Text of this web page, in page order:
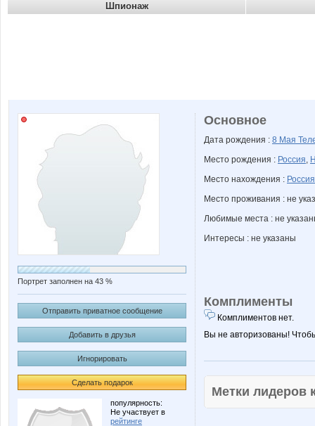
Шпионаж
Портрет заполнен на 43 %
Отправить приватное сообщение
Добавить в друзья
Игнорировать
Сделать подарок
популярность:
Не участвует в
рейтинге
Основное
Дата рождения : 8 Мая
Место рождения : Россия,
Место нахождения : Россия
Место проживания : не
Любимые места : не
Интересы : не указаны
Комплименты
Комплиментов нет.
Вы не авторизованы!
Метки